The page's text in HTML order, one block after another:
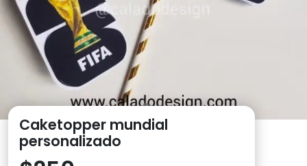
Caketopper mundial
personalizado